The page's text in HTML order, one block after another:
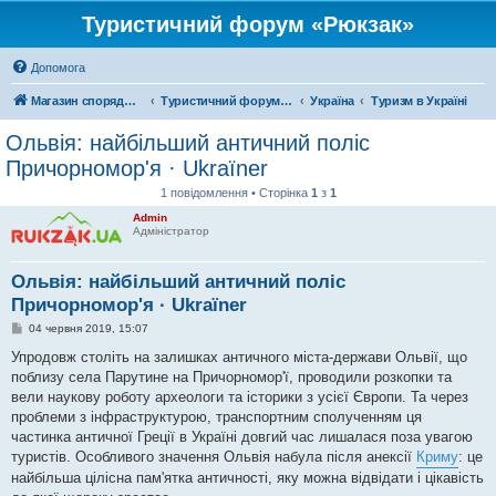
Туристичний форум «Рюкзак»
Допомога
Магазин спорядження Туристичний форум «Рюкзак» Україна Туризм в Україні
Ольвія: найбільший античний поліс
Причорномор'я · Ukraїner
1 повідомлення • Сторінка 1 з 1
Admin
Адміністратор
Ольвія: найбільший античний поліс
Причорномор'я · Ukraїner
П
в
д
о
л
е
н
я
04 червня 2019, 15:07
Упродовж століть на залишках античного міста-держави Ольвії, що
поблизу села Парутине на Причорномор'ї, проводили розкопки та
вели наукову роботу археологи та історики з усієї Європи. Та через
проблеми з інфраструктурою, транспортним сполученням ця
частинка античної Греції в Україні довгий час лишалася поза увагою
туристів. Особливого значення Ольвія набула після анексії Криму: це
найбільша цілісна пам'ятка античності, яку можна відвідати і цікавість